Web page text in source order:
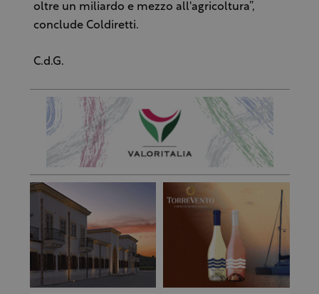
oltre un miliardo e mezzo all'agricoltura”,
conclude Coldiretti.
C.d.G.